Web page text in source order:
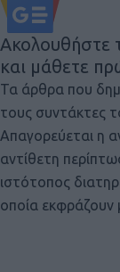
Ακολουθήστε
και μάθετε
Τα άρθρα που
τους συντάκτες
Απαγορεύεται η
αντίθετη
ιστότοπος
οποία